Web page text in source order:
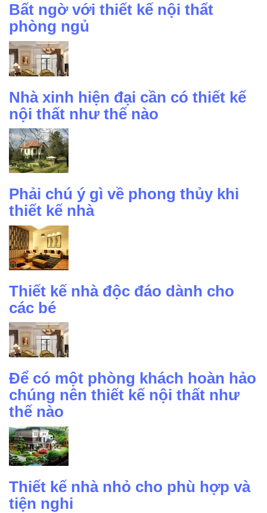
Bất ngờ với thiết kế nội thất
phòng ngủ
Nhà xinh hiện đại cần có thiết kế
nội thất như thế nào
Phải chú ý gì về phong thủy khi
thiết kế nhà
Thiết kế nhà độc đáo dành cho
các bé
Để có một phòng khách hoàn hảo
chúng nên thiết kế nội thất như
thế nào
Thiết kế nhà nhỏ cho phù hợp và
tiện nghi